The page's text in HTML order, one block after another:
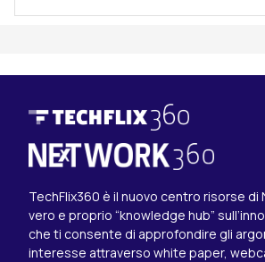
TechFlix360 è il nuovo centro risorse di
vero e proprio “knowledge hub”
che ti consente di approfondire gli
interesse attraverso white paper,